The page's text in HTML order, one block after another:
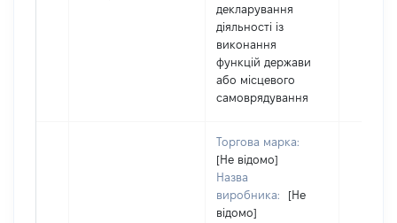
декларування
діяльності із
виконання
функцій держави
або місцевого
самоврядування
Торгова марка:
[Не відомо]
Назва
виробника:
[Не
відомо]